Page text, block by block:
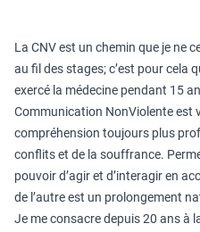
La CNV est un chemin que je ne
au fil des stages; c’est pour cela
exercé la médecine pendant 15
Communication NonViolente est
compréhension toujours plus
conflits et de la souffrance.
pouvoir d’agir et d’interagir en
de l’autre est un prolongement
Je me consacre depuis 20 ans à